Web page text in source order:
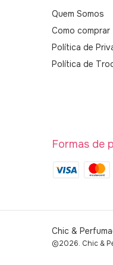
Quem Somos
Como comprar
Política de
Política de
Formas de
Chic &
©2026. Chic &